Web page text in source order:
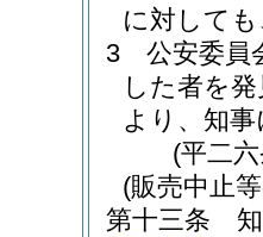
に対して
3
公安委員
した者を
より、知
(平二
(販売中止
第十三条